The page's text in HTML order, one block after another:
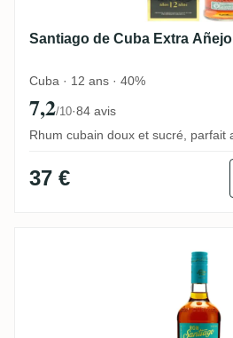
Santiago de Cuba Extra
Cuba · 12 ans · 40%
7,2/10·84 avis
Rhum cubain doux et sucré, parfait
37 €
Santiago de Cuba Ron